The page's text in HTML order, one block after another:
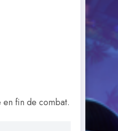
en fin de combat.